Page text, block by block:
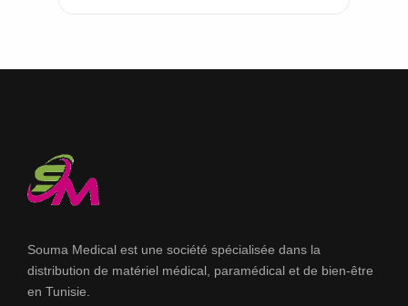
Souma Medical est une société spécialisée dans la
distribution de matériel médical, paramédical et de bien-être
en Tunisie.